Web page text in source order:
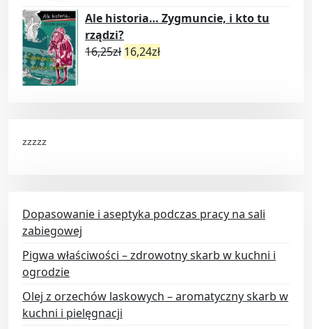
Ale historia… Zygmuncie, i kto tu
rządzi?
16,25zł 16,24zł
zzzzz
Dopasowanie i aseptyka podczas pracy na sali
zabiegowej
Pigwa właściwości – zdrowotny skarb w kuchni i
ogrodzie
Olej z orzechów laskowych – aromatyczny skarb w
kuchni i pielęgnacji